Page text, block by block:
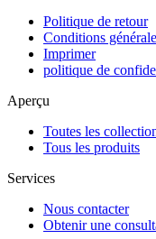
Politique de retour
Conditions
Imprimer
politique de
Aperçu
Toutes les
Tous les produits
Services
Nous contacter
Obtenir une